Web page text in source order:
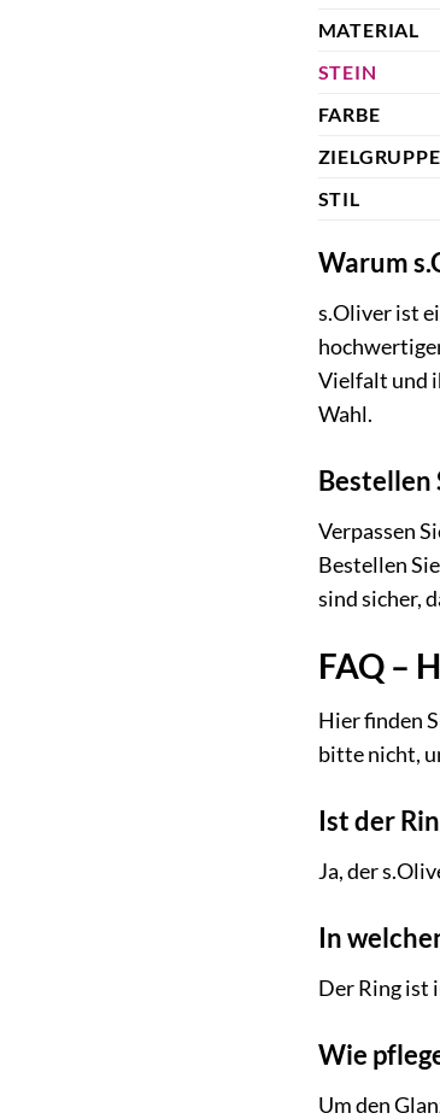
MATERIAL
STEIN
FARBE
ZIELGRUPPE
STIL
Warum
s.Oliver ist
Vielfalt und
Wahl.
Bestellen
Verpassen
Bestellen
sind sicher,
FAQ –
Hier finden
bitte nicht,
Ist der
Ja, der
In
Der Ring ist
Wie
Um den